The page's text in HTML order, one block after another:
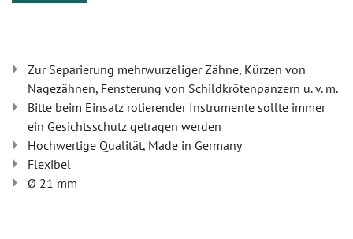
Zur Separierung mehrwurzeliger Zähne, Kürzen von
Nagezähnen, Fensterung von Schildkrötenpanzern u. v. m.
Bitte beim Einsatz rotierender Instrumente sollte immer
ein Gesichtsschutz getragen werden
Hochwertige Qualität, Made in Germany
Flexibel
Ø 21 mm